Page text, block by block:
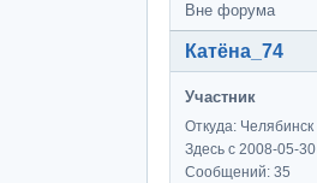
Вне форума
Катёна_74
Участник
Откуда: Челябинск
Здесь с 2008-05-30
Сообщений: 35